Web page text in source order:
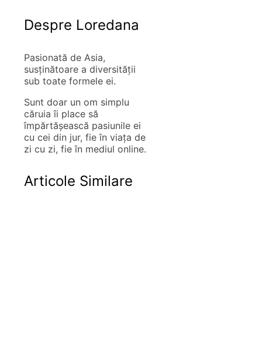
Despre Loredana
Pasionată de Asia,
susţinătoare a diversităţii
sub toate formele ei.
Sunt doar un om simplu
căruia îi place să
împărtăşească pasiunile ei
cu cei din jur, fie în viaţa de
zi cu zi, fie în mediul online.
Articole Similare